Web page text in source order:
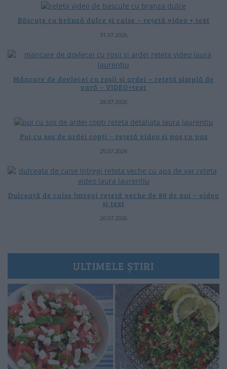
Băscuțe cu brânză dulce și caise – rețetă video + text
31.07.2026
Mâncare de dovlecei cu roșii și ardei – rețetă simplă de
vară – VIDEO+text
28.07.2026
Pui cu sos de ardei copți – rețetă video și pas cu pas
25.07.2026
Dulceață de caise întregi rețetă veche de 80 de ani – video
și text
20.07.2026
ULTIMELE ȘTIRI